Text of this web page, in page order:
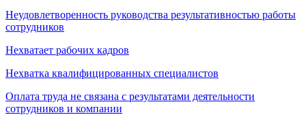
Неудовлетворенность руководства результативностью работы
сотрудников
Нехватает рабочих кадров
Нехватка квалифицированных специалистов
Оплата труда не связана с результатами деятельности
сотрудников и компании